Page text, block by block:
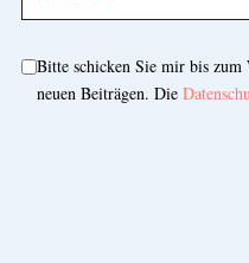
Bitte schicken Sie mir bis
neuen Beiträgen. Die